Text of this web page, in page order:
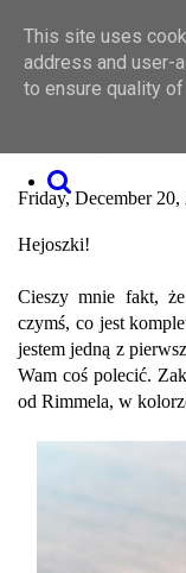
MAKIJAŻ
PIELĘGNACJA
O MNIE
Friday, December 20,
Hejoszki!
Cieszy mnie fakt,
czymś, co jest
jestem jedną z
Wam coś polecić.
od Rimmela, w
This site uses
address and user-
to ensure quality